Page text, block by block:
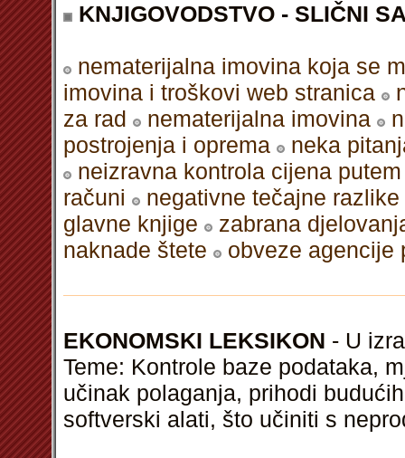
KNJIGOVODSTVO - SLIČNI
nematerijalna imovina koja se
imovina i troškovi web stranica
za rad
nematerijalna imovina
postrojenja i oprema
neka
neizravna kontrola cijena
računi
negativne tečajne razlike
glavne knjige
zabrana
naknade štete
obveze agencije
EKONOMSKI LEKSIKON - U
Teme: Kontrole baze podataka,
učinak polaganja, prihodi
softverski alati, što učiniti s